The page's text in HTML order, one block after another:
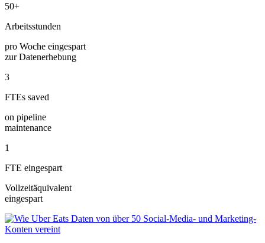
50+
Arbeitsstunden
pro Woche eingespart
zur Datenerhebung
3
FTEs saved
on pipeline
maintenance
1
FTE eingespart
Vollzeitäquivalent
eingespart